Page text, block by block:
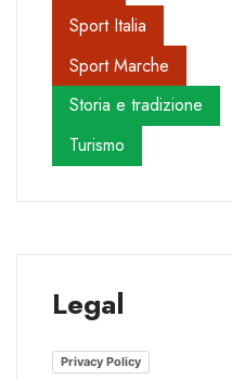
Sport Italia
Sport Marche
Storia e tradizione
Turismo
Legal
Privacy Policy